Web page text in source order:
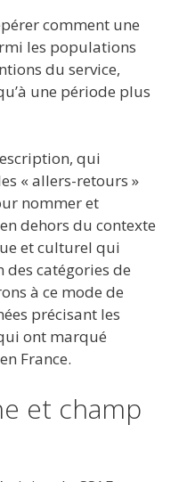
comment une
les populations
du service,
une période plus
qui
« allers-retours »
nommer et
dehors du contexte
et culturel qui
catégories de
à ce mode de
précisant les
ont marqué
France.
et champ